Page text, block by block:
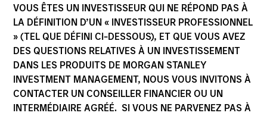
VOUS ÊTES UN INVESTISSEUR QUI NE RÉPOND PAS À
LA DÉFINITION D’UN « INVESTISSEUR PROFESSIONNEL
» (TEL QUE DÉFINI CI-DESSOUS), ET QUE VOUS AVEZ
DES QUESTIONS RELATIVES À UN INVESTISSEMENT
DANS LES PRODUITS DE MORGAN STANLEY
INVESTMENT MANAGEMENT, NOUS VOUS INVITONS À
CONTACTER UN CONSEILLER FINANCIER OU UN
INTERMÉDIAIRE AGRÉÉ. SI VOUS NE PARVENEZ PAS À
Communication Promotionnelle
Commentaire
Informations clés pour l’investisseur
(KID)